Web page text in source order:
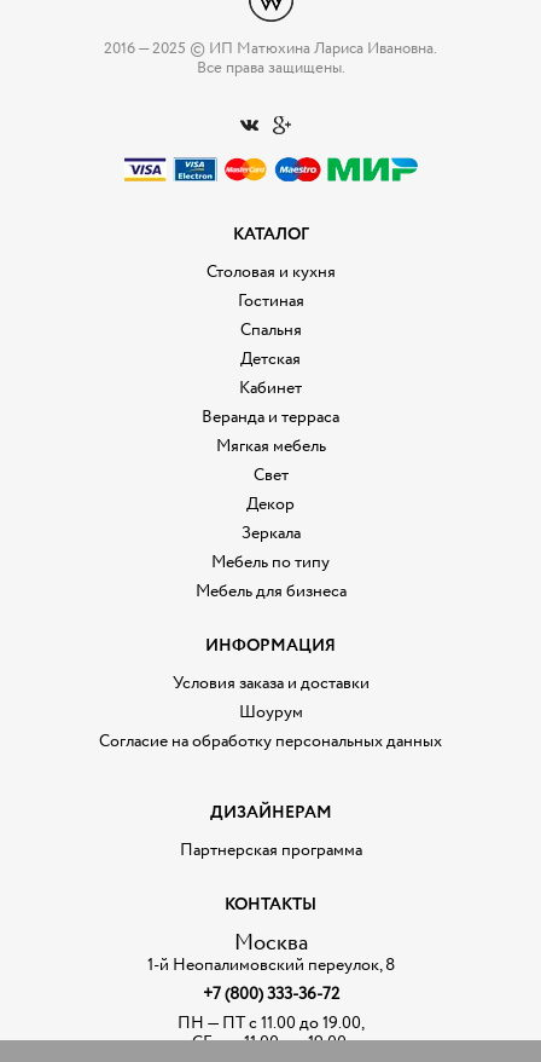
2016 — 2025 © ИП Матюхина Лариса Ивановна.
Все права защищены.
КАТАЛОГ
Столовая и кухня
Гостиная
Спальня
Детская
Кабинет
Веранда и терраса
Мягкая мебель
Свет
Декор
Зеркала
Мебель по типу
Мебель для бизнеса
ИНФОРМАЦИЯ
Условия заказа и доставки
Шоурум
Согласие на обработку персональных данных
ДИЗАЙНЕРАМ
Партнерская программа
КОНТАКТЫ
Москва
1-й Неопалимовский переулок, 8
+7 (800) 333-36-72
ПН — ПТ с 11.00 до 19.00,
СБ — с 11.00. до 19.00,